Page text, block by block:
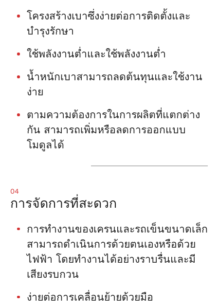
โครงสร้างเบาซึ่งง่ายต่อการติดตั้งและ
บำรุงรักษา
ใช้พลังงานต่ำและใช้พลังงานต่ำ
น้ำหนักเบาสามารถลดต้นทุนและใช้งาน
ง่าย
ตามความต้องการในการผลิตที่แตกต่าง
กัน สามารถเพิ่มหรือลดการออกแบบ
โมดูลได้
04
การจัดการที่สะดวก
การทำงานของเครนและรถเข็นขนาดเล็ก
สามารถดำเนินการด้วยตนเองหรือด้วย
ไฟฟ้า โดยทำงานได้อย่างราบรื่นและมี
เสียงรบกวน
ง่ายต่อการเคลื่อนย้ายด้วยมือ